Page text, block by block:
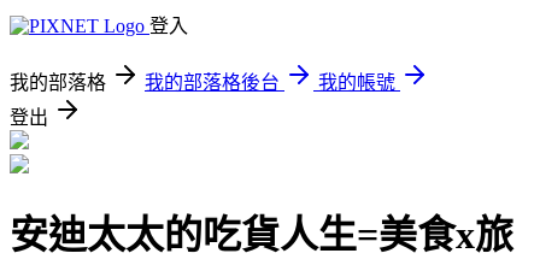
登入
我的部落格 我的部落格後台
我的帳號
登出
安迪太太的吃貨人生=美食x旅